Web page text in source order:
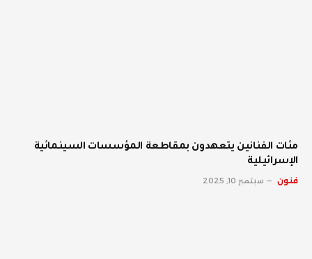
مئات الفنانين يتعهدون بمقاطعة المؤسسات السينمائية
الإسرائيلية
فنون سبتمبر 10, 2025